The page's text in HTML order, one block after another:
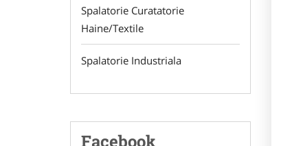
Spalatorie Curatatorie
Haine/Textile
Spalatorie Industriala
Facebook